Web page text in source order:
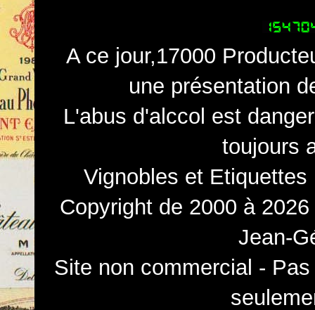
A ce jour,17000
une présentation
L'abus d'alccol est
toujours
Vignobles et
Copyright de 2000 à
Jean-
Site non commercial -